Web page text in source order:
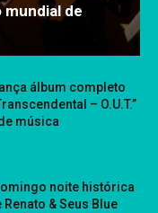
de
álbum completo
– O.U.T.”
música
noite histórica
& Seus Blue